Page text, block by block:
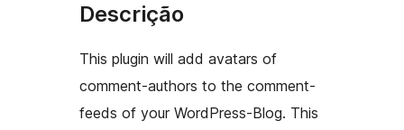
Descrição
This plugin will add avatars of
comment-authors to the comment-
feeds of your WordPress-Blog. This